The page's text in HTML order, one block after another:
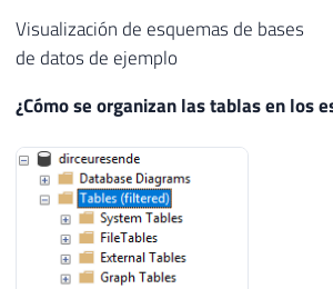
Visualización de esquemas de bases
de datos de ejemplo
¿Cómo se organizan las tablas en los